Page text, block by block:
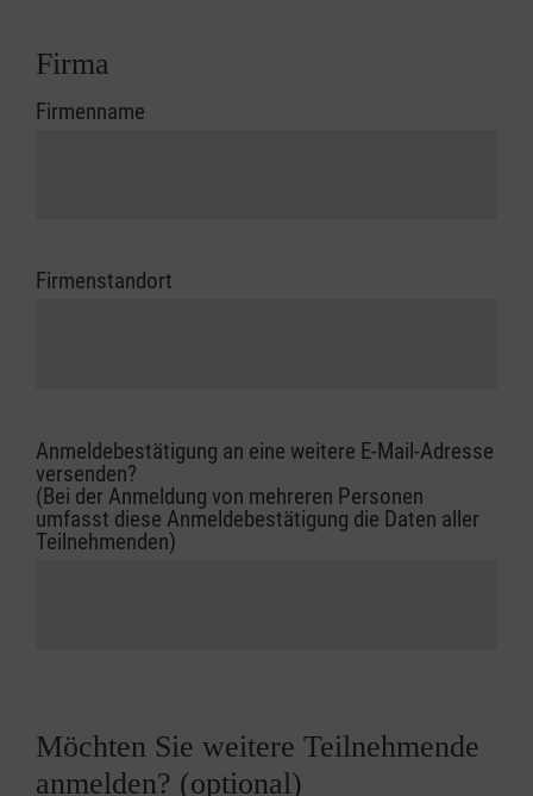
Firma
Firmenname
Firmenstandort
Anmeldebestätigung an eine weitere E-Mail-Adresse
versenden?
(Bei der Anmeldung von mehreren Personen
umfasst diese Anmeldebestätigung die Daten aller
Teilnehmenden)
Möchten Sie weitere Teilnehmende
anmelden? (optional)